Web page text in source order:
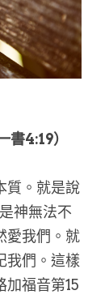
4:19）
質。就是說
神無法不
愛我們。就
我們。這樣
加福音第15